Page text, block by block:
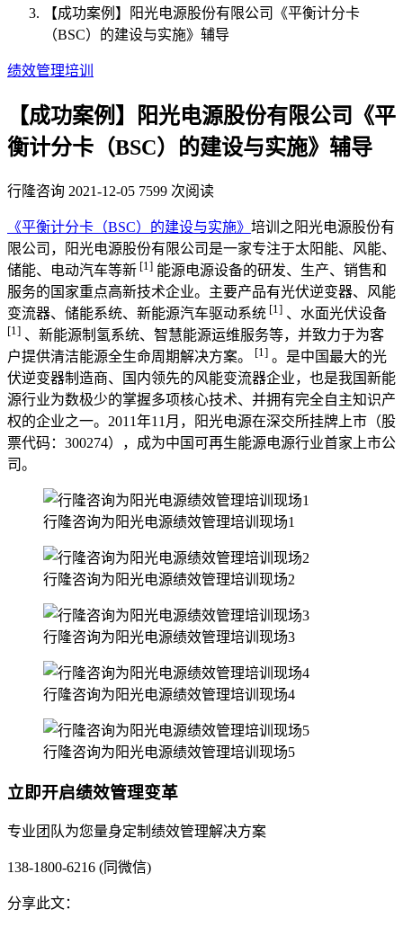
【成功案例】阳光电源股份有限公司《平衡计分卡
（BSC）的建设与实施》辅导
绩效管理培训
【成功案例】阳光电源股份有限公司《平
衡计分卡（BSC）的建设与实施》辅导
行隆咨询 2021-12-05 7599 次阅读
《平衡计分卡（BSC）的建设与实施》 培训之阳光电源股份有
限公司，阳光电源股份有限公司是一家专注于太阳能、风能、
储能、电动汽车等新 [1] 能源电源设备的研发、生产、销售和
服务的国家重点高新技术企业。主要产品有光伏逆变器、风能
变流器、储能系统、新能源汽车驱动系统 [1] 、水面光伏设备
[1] 、新能源制氢系统、智慧能源运维服务等，并致力于为客
户提供清洁能源全生命周期解决方案。
[1] 。是中国最大的光
伏逆变器制造商、国内领先的风能变流器企业，也是我国新能
源行业为数极少的掌握多项核心技术、并拥有完全自主知识产
权的企业之一。2011年11月，阳光电源在深交所挂牌上市（股
票代码：300274），成为中国可再生能源电源行业首家上市公
司。
行隆咨询为阳光电源绩效管理培训现场1
行隆咨询为阳光电源绩效管理培训现场2
行隆咨询为阳光电源绩效管理培训现场3
行隆咨询为阳光电源绩效管理培训现场4
行隆咨询为阳光电源绩效管理培训现场5
立即开启绩效管理变革
专业团队为您量身定制绩效管理解决方案
138-1800-6216 (同微信)
分享此文：